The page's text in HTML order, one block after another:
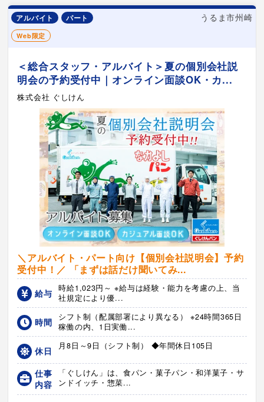
アルバイト パート うるま市州崎
Web限定
＜総合スタッフ・アルバイト＞夏の個別会社説
明会の予約受付中｜オンライン面談OK・カ...
株式会社 ぐしけん
＼アルバイト・パート向け【個別会社説明会】予約
受付中！／ 「まずは話だけ聞いてみ...
給与
時給1,023円～ ※給与は経験・能力を考慮の上、当
社規定により優...
時間
シフト制（配属部署により異なる） ※24時間365日
稼働の内、1日実働...
休日 月8日～9日（シフト制） ◆年間休日105日
仕事
内容
「ぐしけん」は、食パン・菓子パン・和洋菓子・サ
ンドイッチ・惣菜...